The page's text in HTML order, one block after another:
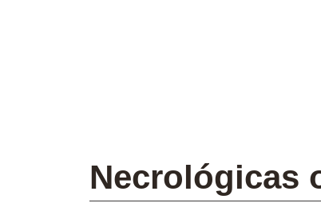
Necrológicas